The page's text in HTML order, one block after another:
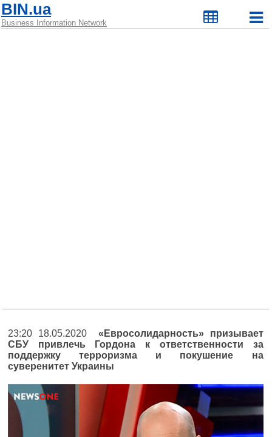
BIN.ua
Business Information Network
23:20 18.05.2020 «Евросолидарность» призывает
СБУ привлечь Гордона к ответственности за
поддержку терроризма и покушение на
суверенитет Украины